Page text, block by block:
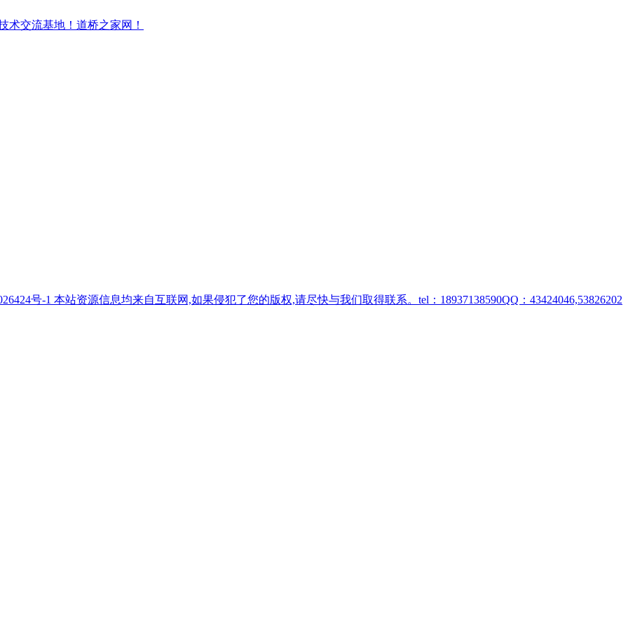
号-1 本站资源信息均来自互联网,如果侵犯了您的版权,请尽快与我们取得联系。tel：18937138590QQ：43424046,53826202